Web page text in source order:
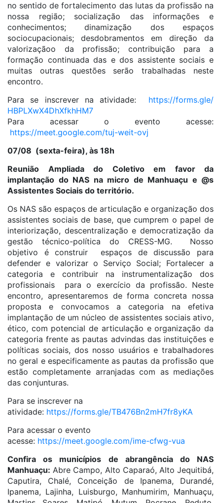
no sentido de fortalecimento das lutas da profissão na
nossa região; socialização das informações e
conhecimentos; dinamização dos espaços
sociocupacionais; desdobramentos em direção da
valorizaçãoo da profissão; contribuição para a
formação continuada das e dos assistente sociais e
muitas outras questões serão trabalhadas neste
encontro.
Para se inscrever na atividade: https://forms.gle/
HBPLXwX4DhXfkhHM7
Para acessar o evento acesse:
https://meet.google.com/tuj-weit-ovj
07/08 (sexta-feira), às 18h
Reunião Ampliada do Coletivo em favor da
implantação do NAS na micro de Manhuaçu e @s
Assistentes Sociais do território.
Os NAS são espaços de articulação e organização dos
assistentes sociais de base, que cumprem o papel de
interiorização, descentralização e democratização da
gestão técnico-política do CRESS-MG. Nosso
objetivo é construir espaços de discussão para
defender e valorizar o Serviço Social; Fortalecer a
categoria e contribuir na instrumentalização dos
profissionais para o exercício da profissão. Neste
encontro, apresentaremos de forma concreta nossa
proposta e convocamos a categoria na efetiva
implantação de um núcleo de assistentes sociais ativo,
ético, com potencial de articulação e organização da
categoria frente as pautas advindas das instituições e
políticas sociais, dos nosso usuários e trabalhadores
no geral e especificamente as pautas da profissão que
estão completamente arranjadas com as mediações
das conjunturas.
Para se inscrever na
atividade: https://forms.gle/TB476Bn2mH7fr8yKA
Para acessar o evento
acesse: https://meet.google.com/ime-cfwg-vua
Confira os municípios de abrangência do NAS
Manhuaçu: Abre Campo, Alto Caparaó, Alto Jequitibá,
Caputira, Chalé, Conceição de Ipanema, Durandé,
Ipanema, Lajinha, Luisburgo, Manhumirim, Manhuaçu,